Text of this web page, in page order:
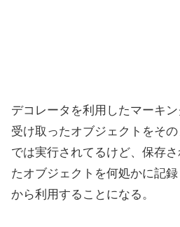
デコレータを利用したマーキ
受け取ったオブジェクトをそ
では実行されてるけど、保存
たオブジェクトを何処かに記
から利用することになる。